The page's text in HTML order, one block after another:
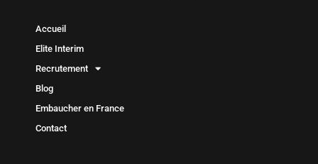
Accueil
Elite Interim
Recrutement
Blog
Embaucher en France
Contact